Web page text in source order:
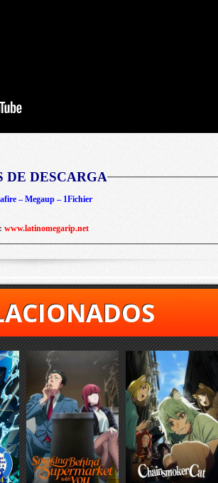
DE DESCARGA
– Megaup – 1Fichier
www.latinomegarip.net